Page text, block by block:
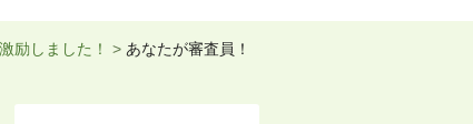
励しました！ > あなたが審査員！